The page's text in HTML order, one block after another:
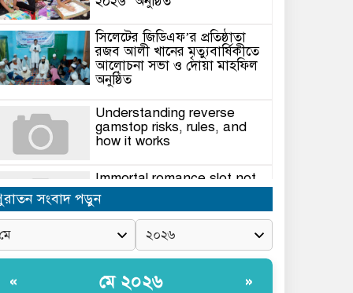
সিলেটের জিডিএফ’র প্রতিষ্ঠাতা
রজব আলী খানের মৃত্যুবার্ষিকীতে
আলোচনা সভা ও দোয়া মাহফিল
অনুষ্ঠিত
Understanding reverse
gamstop risks, rules, and
how it works
Immortal romance slot not
on gamstop Insights for
players
গোয়াইনঘাটে ইসিএভুক্ত
জাফলংয়ে সেভ মেশিন দিয়ে পাথর-
মারধরের অভিযোগ
সংবাদ পড়ুন
« মে ২০২৬ »